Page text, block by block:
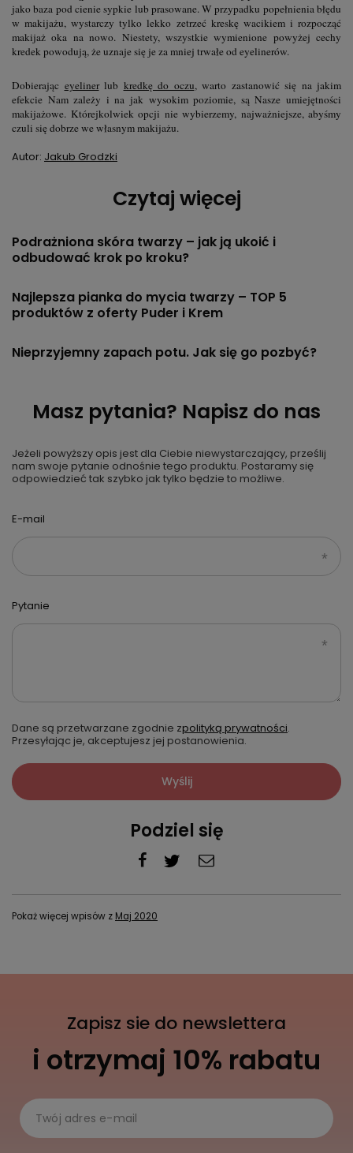
jako baza pod cienie sypkie lub prasowane. W przypadku popełnienia błędu
w makijażu, wystarczy tylko lekko zetrzeć kreskę wacikiem i rozpocząć
makijaż oka na nowo. Niestety, wszystkie wymienione powyżej cechy
kredek powodują, że uznaje się je za mniej trwałe od eyelinerów.
Dobierając eyelinerlub kredkę do oczu, warto zastanowić się na jakim
efekcie Nam zależy i na jak wysokim poziomie, są Nasze umiejętności
makijażowe. Którejkolwiek opcji nie wybierzemy, najważniejsze, abyśmy
czuli się dobrze we własnym makijażu.
Autor: Jakub Grodzki
Czytaj więcej
Podrażniona skóra twarzy – jak ją ukoić i
odbudować krok po kroku?
Najlepsza pianka do mycia twarzy – TOP 5
produktów z oferty Puder i Krem
Nieprzyjemny zapach potu. Jak się go pozbyć?
Masz pytania? Napisz do nas
Jeżeli powyższy opis jest dla Ciebie niewystarczający, prześlij
nam swoje pytanie odnośnie tego produktu. Postaramy się
odpowiedzieć tak szybko jak tylko będzie to możliwe.
E-mail
Pytanie
Dane są przetwarzane zgodnie zpolityką prywatności.
Przesyłając je, akceptujesz jej postanowienia.
Wyślij
Podziel się
Pokaż więcej wpisów z Maj 2020
Zapisz sie do newslettera
i otrzymaj 10% rabatu
Twój adres e-mail